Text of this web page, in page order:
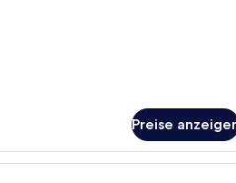
Preise